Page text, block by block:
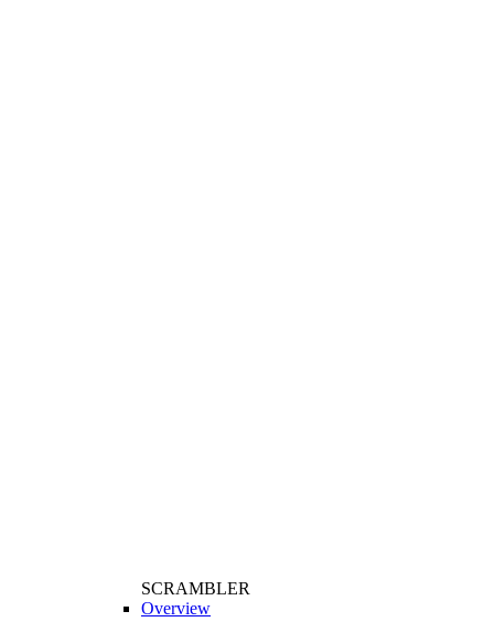
SCRAMBLER
Overview